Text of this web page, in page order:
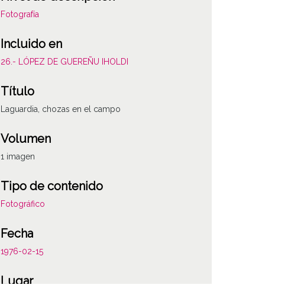
Fotografía
Incluido en
26.- LÓPEZ DE GUEREÑU IHOLDI
Título
Laguardia, chozas en el campo
Volumen
1 imagen
Tipo de contenido
Fotográfico
Fecha
1976-02-15
Lugar